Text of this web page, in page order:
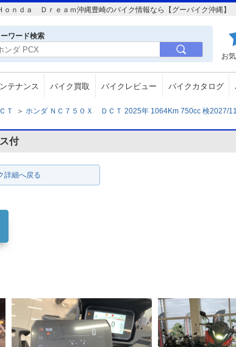
ｎｄａ Ｄｒｅａｍ沖縄豊崎のバイク情報なら【グーバイク沖縄】
ワード検索
お
テナンス バイク買取 バイクレビュー バイクカタログ
Ｔ ＞ ホンダ ＮＣ７５０Ｘ ＤＣＴ 2025年 1064Km 750cc 検2027/11
付
詳細へ戻る